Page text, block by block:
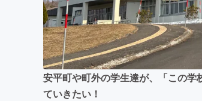
安平町や町外の学生達が、「この
ていきたい！